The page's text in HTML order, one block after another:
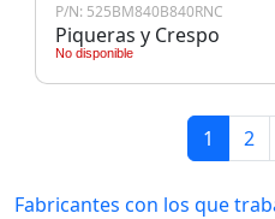
P/N: 525BM840B840RNC
Piqueras y Crespo
No disponible
1 2
Fabricantes con los que